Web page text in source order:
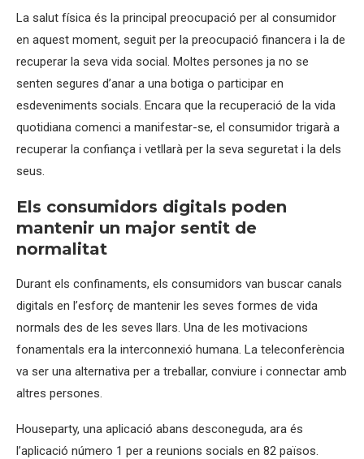
La salut física és la principal preocupació per al consumidor
en aquest moment, seguit per la preocupació financera i la de
recuperar la seva vida social. Moltes persones ja no se
senten segures d’anar a una botiga o participar en
esdeveniments socials. Encara que la recuperació de la vida
quotidiana comenci a manifestar-se, el consumidor trigarà a
recuperar la confiança i vetllarà per la seva seguretat i la dels
seus.
Els consumidors digitals poden
mantenir un major sentit de
normalitat
Durant els confinaments, els consumidors van buscar canals
digitals en l’esforç de mantenir les seves formes de vida
normals des de les seves llars. Una de les motivacions
fonamentals era la interconnexió humana. La teleconferència
va ser una alternativa per a treballar, conviure i connectar amb
altres persones.
Houseparty, una aplicació abans desconeguda, ara és
l’aplicació número 1 per a reunions socials en 82 països.